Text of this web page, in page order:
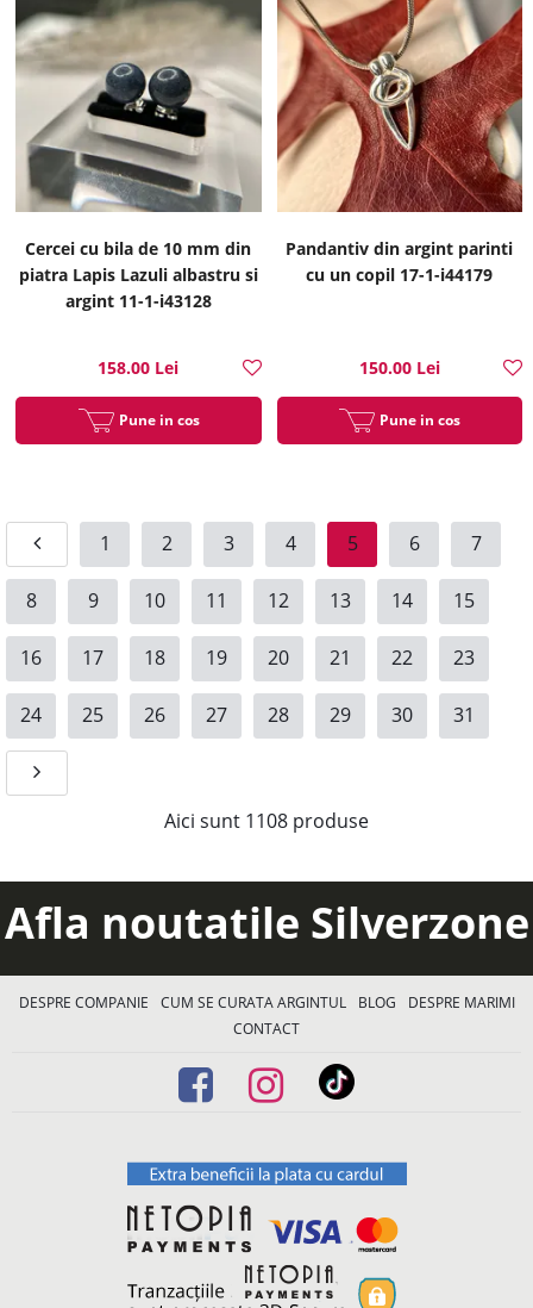
Cercei cu bila de 10 mm din
piatra Lapis Lazuli albastru si
argint 11-1-i43128
158.00 Lei
Pune in cos
Pandantiv din argint parinti
cu un copil 17-1-i44179
150.00 Lei
Pune in cos
1 2 3 4 5 6 7
8 9 10 11 12 13 14 15
16 17 18 19 20 21 22 23
24 25 26 27 28 29 30 31
Aici sunt 1108 produse
Afla noutatile Silverzone
DESPRE COMPANIE CUM SE CURATA ARGINTUL BLOG
DESPRE MARIMI
CONTACT